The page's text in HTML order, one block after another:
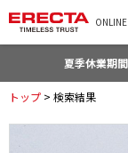
夏季休業期
トップ > 検索結果